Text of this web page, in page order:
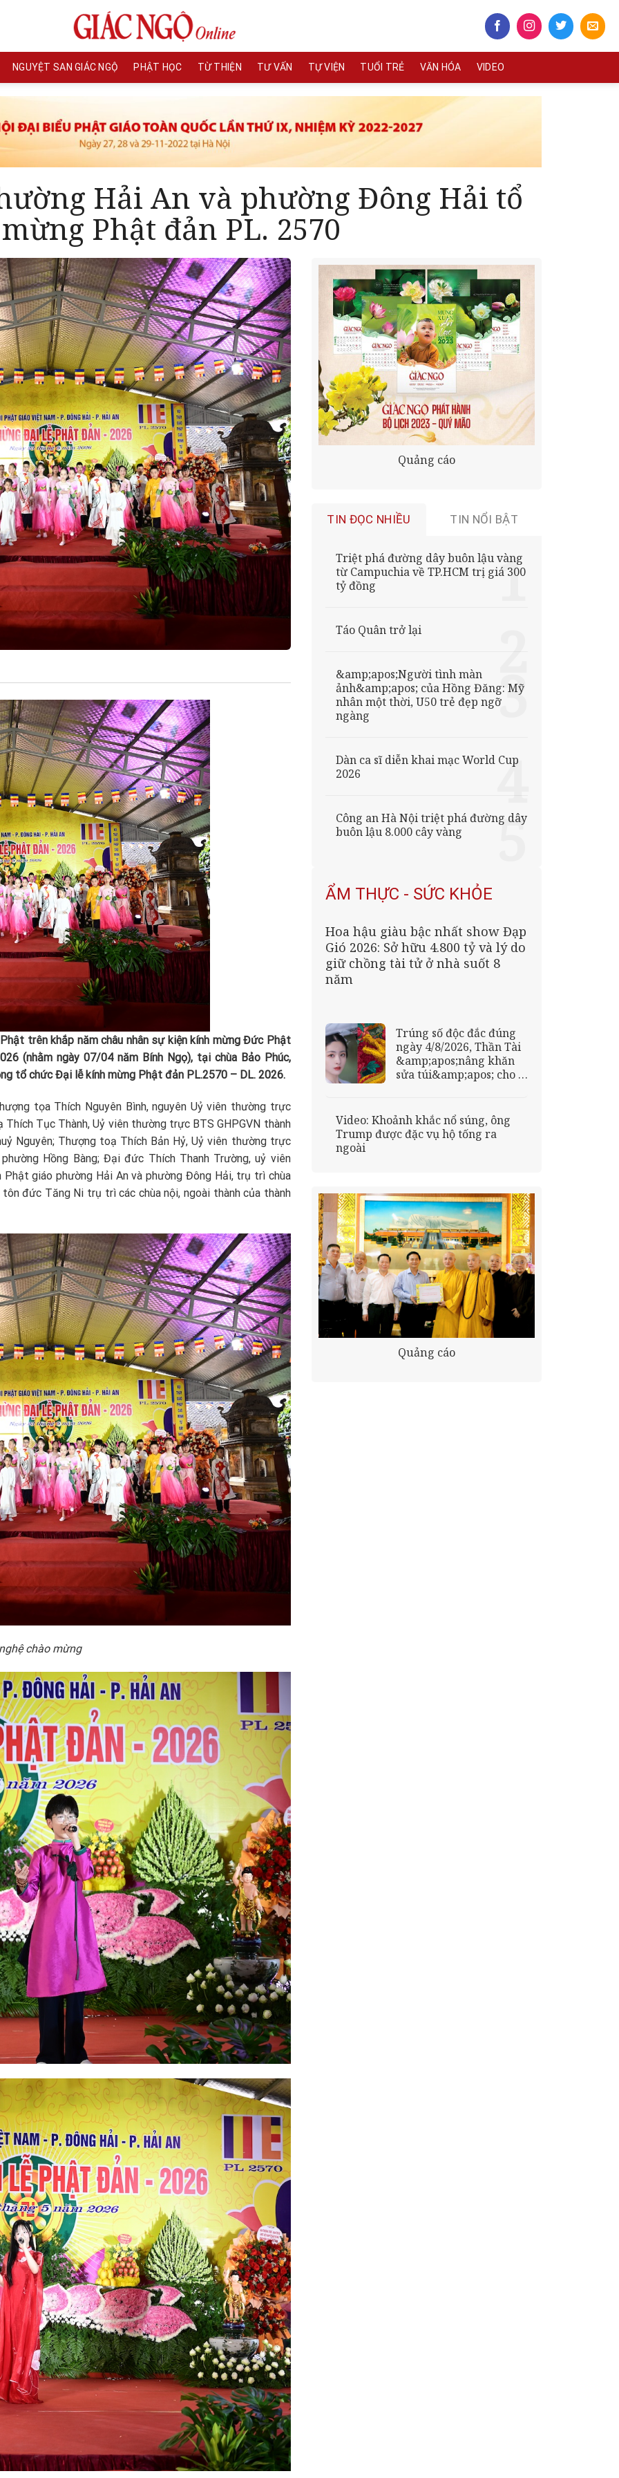
NGUYỆT SAN GIÁC NGỘ PHẬT HỌC TỪ THIỆN TƯ VẤN TỰ VIỆN TUỔI TRẺ VĂN HÓA VIDEO
Hải An và phường Đông Hải tổ
Phật đản PL. 2570
trên khắp năm châu nhân sự kiện kính mừng Đức Phật
(nhằm ngày 07/04 năm Bính Ngọ), tại chùa BảoPhúc,
tổ chức Đại lễ kính mừng Phật đản PL.2570 – DL. 2026.
tọa Thích Nguyên Bình, nguyên Uỷ viên thường trực
Tục Thành, Uỷ viên thường trực BTS GHPGVN thành
Nguyên; Thượng toạ Thích Bản Hỷ, Uỷ viên thường trực
Hồng Bàng; Đại đức Thích Thanh Trường, uỷ viên
giáo phường Hải An và phường Đông Hải, trụ trì chùa
đức Tăng Ni trụ trì các chùa nội, ngoài thành của thành
chào mừng
Quảng cáo
TIN ĐỌC NHIỀU TIN NỔI BẬT
Triệt phá đường dây buôn lậu vàng
từ Campuchia về TP.HCM trị giá 300
tỷ đồng
Táo Quân trở lại
&amp;apos;Người tình màn
ảnh&amp;apos; của Hồng Đăng: Mỹ
nhân một thời, U50 trẻ đẹp ngỡ
ngàng
Dàn ca sĩ diễn khai mạc World Cup
2026
Công an Hà Nội triệt phá đường dây
buôn lậu 8.000 cây vàng
ẨM THỰC - SỨC KHỎE
Hoa hậu giàu bậc nhất show Đạp
Gió 2026: Sở hữu 4.800 tỷ và lý do
giữ chồng tài tử ở nhà suốt 8
năm
Trúng số độc đắc đúng
ngày 4/8/2026, Thần Tài
&amp;apos;nâng khăn
sửa túi&amp;apos; cho 3
mưa bạc&amp;apos;,
công việc thuận lợi, nắm
trong tay sổ tiết kiệm
Video: Khoảnh khắc nổ súng, ông
Trump được đặc vụ hộ tống ra
ngoài
Quảng cáo